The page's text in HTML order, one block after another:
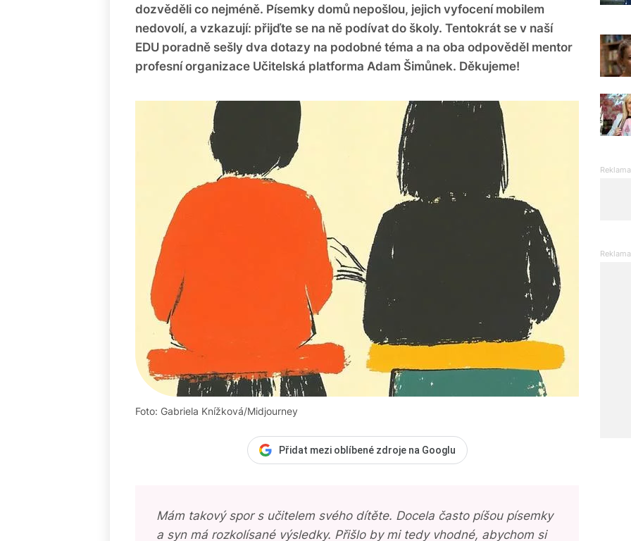
dozvěděli co nejméně. Písemky domů nepošlou, jejich vyfocení mobilem
nedovolí, a vzkazují: přijďte se na ně podívat do školy. Tentokrát se v naší
EDU poradně sešly dva dotazy na podobné téma a na oba odpověděl mentor
profesní organizace Učitelská platforma Adam Šimůnek. Děkujeme!
Foto: Gabriela Knížková/Midjourney
Přidat mezi oblíbené zdroje na Googlu
Mám takový spor s učitelem svého dítěte. Docela často píšou písemky
a syn má rozkolísané výsledky. Přišlo by mi tedy vhodné, abychom si